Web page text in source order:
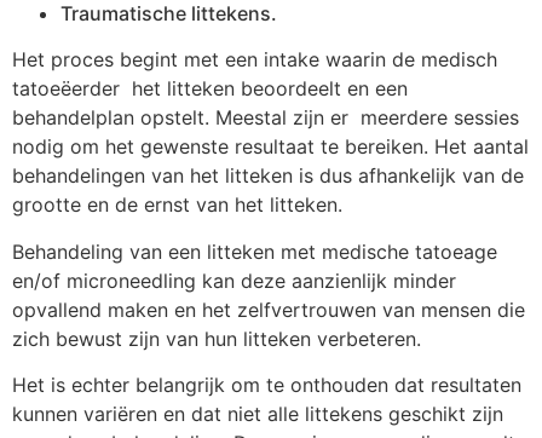
Traumatische littekens.
Het proces begint met een intake waarin de medisch
tatoeëerder het litteken beoordeelt en een
behandelplan opstelt. Meestal zijn er meerdere sessies
nodig om het gewenste resultaat te bereiken. Het aantal
behandelingen van het litteken is dus afhankelijk van de
grootte en de ernst van het litteken.
Behandeling van een litteken met medische tatoeage
en/of microneedling kan deze aanzienlijk minder
opvallend maken en het zelfvertrouwen van mensen die
zich bewust zijn van hun litteken verbeteren.
Het is echter belangrijk om te onthouden dat resultaten
kunnen variëren en dat niet alle littekens geschikt zijn